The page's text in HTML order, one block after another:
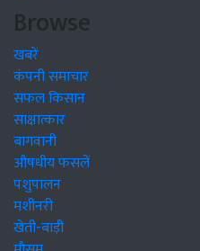
Browse
खबरें
कंपनी समाचार
सफल किसान
साक्षात्कार
बागवानी
औषधीय फसलें
पशुपालन
मशीनरी
खेती-बाड़ी